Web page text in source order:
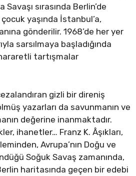
Savaşı sırasında Berlin’de
yaşında İstanbul’a,
gönderilir. 1968’de her yer
sarsılmaya başladığında
tartışmalar
gizli bir direniş
yazarları da savunmanın ve
değerine inanmaktadır.
ihanetler… Franz K. Âşıkları,
Avrupa’nın Doğu ve
Soğuk Savaş zamanında,
haritasında geçen bir edebi